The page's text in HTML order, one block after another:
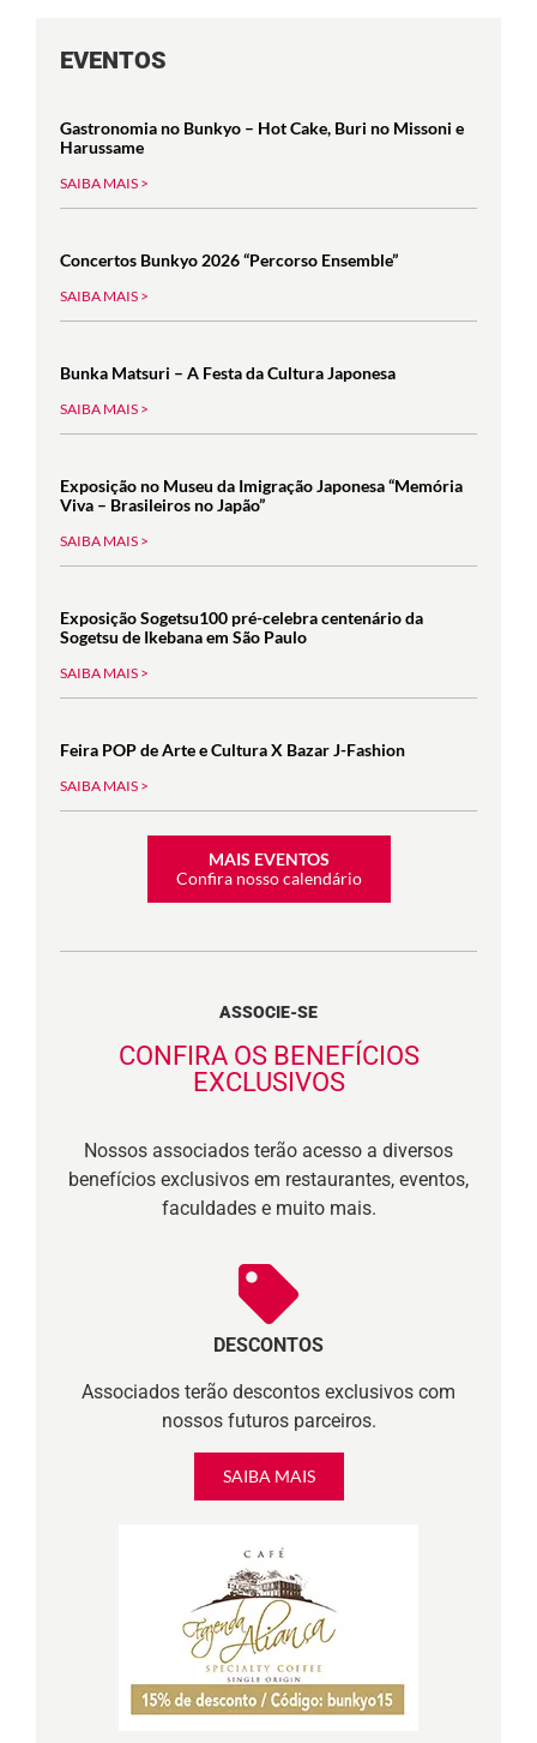
EVENTOS
Gastronomia no Bunkyo – Hot Cake, Buri no Missoni e
Harussame
SAIBA MAIS >
Concertos Bunkyo 2026 “Percorso Ensemble”
SAIBA MAIS >
Bunka Matsuri – A Festa da Cultura Japonesa
SAIBA MAIS >
Exposição no Museu da Imigração Japonesa “Memória
Viva – Brasileiros no Japão”
SAIBA MAIS >
Exposição Sogetsu100 pré-celebra centenário da
Sogetsu de Ikebana em São Paulo
SAIBA MAIS >
Feira POP de Arte e Cultura X Bazar J-Fashion
SAIBA MAIS >
MAIS EVENTOS
Confira nosso calendário
ASSOCIE-SE
CONFIRA OS BENEFÍCIOS
EXCLUSIVOS
Nossos associados terão acesso a diversos
benefícios exclusivos em restaurantes, eventos,
faculdades e muito mais.
DESCONTOS
Associados terão descontos exclusivos com
nossos futuros parceiros.
SAIBA MAIS